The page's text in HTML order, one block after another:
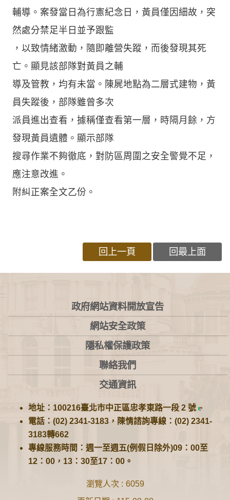
輔導。案發當日為行憲紀念日，黃員僅因細故，突
然處分禁足半日並予跟監
，以致情緒激動，隨即離營失蹤，而後發現其死
亡。顯見該部隊對黃員之輔
導及管教，均有未當。陳屍地點為二層式建物，黃
員失蹤後，部隊雖曾多次
派員進出查看，據稱僅查看第一層，時隔月餘，方
發現黃員遺體。顯示部隊
搜尋作業不夠徹底，對防區周圍之安全警覺不足，
應注意改進。
附糾正案全文乙份。
回上一頁 回最上面
:::
政府網站資料開放宣告
網站安全政策
隱私權保護政策
聯絡我們
交通資訊
地址：100216臺北市中正區忠孝東路一段 2 號
電話：(02) 2341-3183，陳情諮詢專線：(02) 2341-
3183轉662
專線服務時間：週一至週五(例假日除外)09：00至
12：00，13：30至17：00。
瀏覽人次
6059